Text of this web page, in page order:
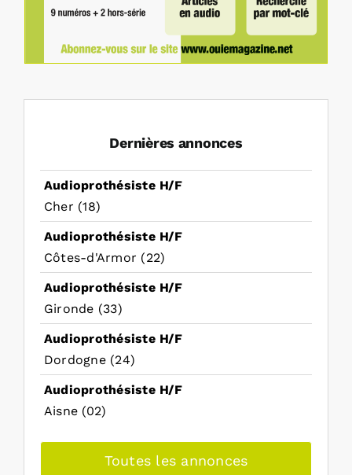
Dernières annonces
Audioprothésiste H/F
Cher (18)
Audioprothésiste H/F
Côtes-d'Armor (22)
Audioprothésiste H/F
Gironde (33)
Audioprothésiste H/F
Dordogne (24)
Audioprothésiste H/F
Aisne (02)
Toutes les annonces